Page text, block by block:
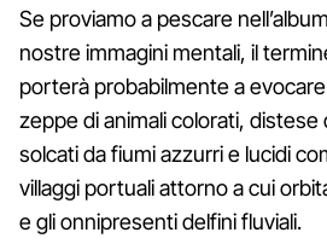
Se proviamo a pescare
nostre immagini mentali, il
porterà probabilmente a
zeppe di animali colorati, distese
solcati da fiumi azzurri e lucidi
villaggi portuali attorno a cui
e gli onnipresenti delfini fluviali.